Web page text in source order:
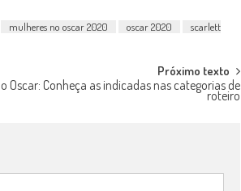
mulheres no oscar 2020 oscar 2020
scarlett
Próximo texto
Oscar: Conheça as indicadas nas categorias de
roteiro